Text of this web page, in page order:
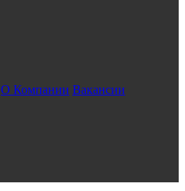
О Компании Вакансии